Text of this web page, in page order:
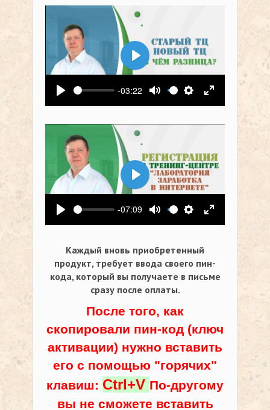
Воспроизвести
-03:22
Выключить звук
Настройки
На весь
Воспроизвести
Воспроизвести
-07:09
Выключить звук
Настройки
На весь
Воспроизвести
Каждый вновь приобретенный
продукт, требует ввода своего пин-
кода, который вы получаете в письме
сразу после оплаты.
После того, как
скопировали пин-код (ключ
активации) нужно вставить
его с помощью "горячих"
клавиш: Ctrl+V По-другому
вы не сможете вставить